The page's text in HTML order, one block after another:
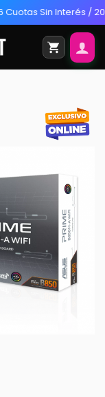
Sin Interés / 20%